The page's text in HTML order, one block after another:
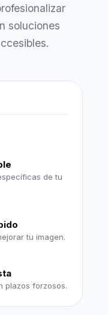
soluciones
de tu
tu imagen.
plazos forzosos.